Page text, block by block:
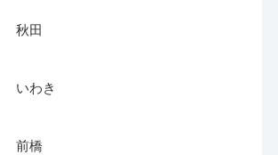
秋田
いわき
前橋